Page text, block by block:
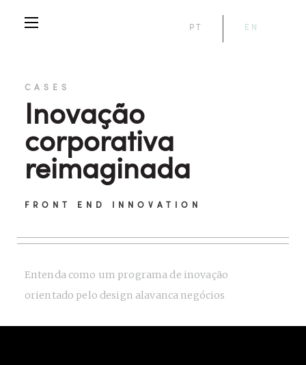
PT EN
CASES
Inovação
corporativa
reimaginada
FRONT END INNOVATION
Entenda como um programa de inovação
orientado pelo design alavanca negócios